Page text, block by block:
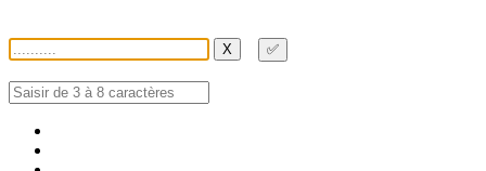
X ✅